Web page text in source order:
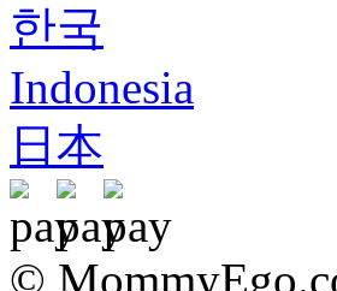
한국
Indonesia
日本
©